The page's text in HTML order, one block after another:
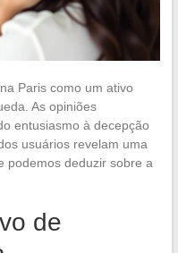
Paris como um ativo
As opiniões
entusiasmo à decepção
usuários revelam uma
podemos deduzir sobre a
de